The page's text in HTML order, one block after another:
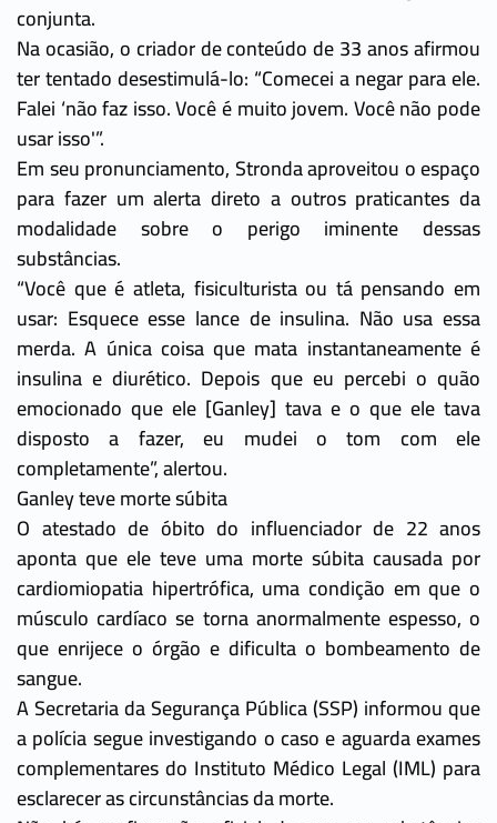
conjunta.
Na ocasião, o criador de conteúdo de 33 anos afirmou
ter tentado desestimulá-lo: “Comecei a negar para ele.
Falei ‘não faz isso. Você é muito jovem. Você não pode
usar isso'”.
Em seu pronunciamento, Stronda aproveitou o espaço
para fazer um alerta direto a outros praticantes da
modalidade sobre o perigo iminente dessas
substâncias.
“Você que é atleta, fisiculturista ou tá pensando em
usar: Esquece esse lance de insulina. Não usa essa
merda. A única coisa que mata instantaneamente é
insulina e diurético. Depois que eu percebi o quão
emocionado que ele [Ganley] tava e o que ele tava
disposto a fazer, eu mudei o tom com ele
completamente”, alertou.
Ganley teve morte súbita
O atestado de óbito do influenciador de 22 anos
aponta que ele teve uma morte súbita causada por
cardiomiopatia hipertrófica, uma condição em que o
músculo cardíaco se torna anormalmente espesso, o
que enrijece o órgão e dificulta o bombeamento de
sangue.
A Secretaria da Segurança Pública (SSP) informou que
a polícia segue investigando o caso e aguarda exames
complementares do Instituto Médico Legal (IML) para
esclarecer as circunstâncias da morte.